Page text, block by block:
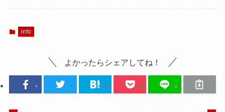
info
よかったらシェアしてね！